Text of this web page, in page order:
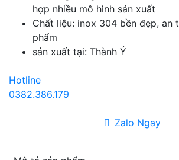
hợp nhiều mô hình sản xuất
Chất liệu: inox 304 bền đẹp, an
phẩm
sản xuất tại: Thành Ý
Hotline
0382.386.179
Zalo Ngay